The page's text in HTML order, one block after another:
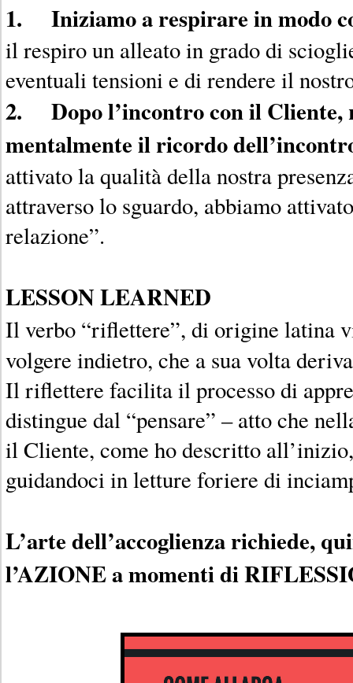
1. Iniziamo a respirare in modo
il respiro un alleato in grado di
eventuali tensioni e di rendere il
2. Dopo l’incontro con il Cliente,
mentalmente il ricordo
attivato la qualità della nostra
attraverso lo sguardo, abbiamo
relazione”.
LESSON LEARNED
Il verbo “riflettere”, di origine latina
volgere indietro, che a sua volta
Il riflettere facilita il processo di
distingue dal “pensare” – atto che
il Cliente, come ho descritto
guidandoci in letture foriere di
L’arte dell’accoglienza richiede,
l’AZIONE a momenti di